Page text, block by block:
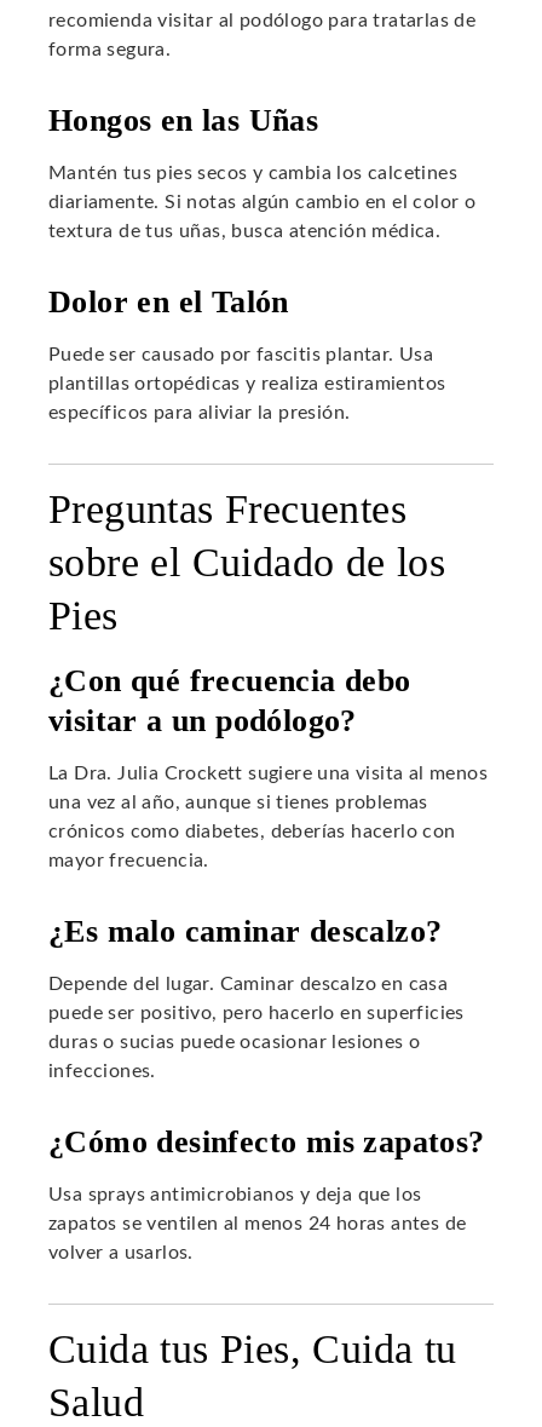
recomienda visitar al podólogo para tratarlas de
forma segura.
Hongos en las Uñas
Mantén tus pies secos y cambia los calcetines
diariamente. Si notas algún cambio en el color o
textura de tus uñas, busca atención médica.
Dolor en el Talón
Puede ser causado por fascitis plantar. Usa
plantillas ortopédicas y realiza estiramientos
específicos para aliviar la presión.
Preguntas Frecuentes
sobre el Cuidado de los
Pies
¿Con qué frecuencia debo
visitar a un podólogo?
La Dra. Julia Crockett sugiere una visita al menos
una vez al año, aunque si tienes problemas
crónicos como diabetes, deberías hacerlo con
mayor frecuencia.
¿Es malo caminar descalzo?
Depende del lugar. Caminar descalzo en casa
puede ser positivo, pero hacerlo en superficies
duras o sucias puede ocasionar lesiones o
infecciones.
¿Cómo desinfecto mis zapatos?
Usa sprays antimicrobianos y deja que los
zapatos se ventilen al menos 24 horas antes de
volver a usarlos.
Cuida tus Pies, Cuida tu
Salud